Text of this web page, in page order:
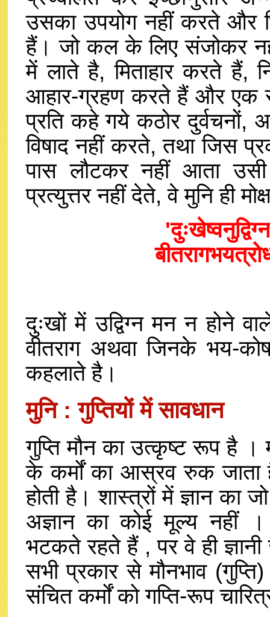
उसका उपयोग नहीं करते और
हैं। जो कल के लिए संजोकर
में लाते है, मिताहार करते हैं,
आहार-ग्रहण करते हैं और एक
प्रति कहे गये कठोर दुर्वचनों,
विषाद नहीं करते, तथा जिस
पास लौटकर नहीं आता
प्रत्युत्तर नहीं देते, वे मुनि ही
दुःखों में उद्विग्न मन न होने
वीतराग अथवा जिनके भय-
कहलाते है।
मुनि : गुप्तियों में सावधान
गुप्ति मौन का उत्कृष्ट रूप है
के कर्मों का आस्रव रुक जाता
होती है। शास्त्रों में ज्ञान
अज्ञान का कोई मूल्य नहीं ।
भटकते रहते हैं , पर वे ही ज्ञानी
सभी प्रकार से मौनभाव
संचित कर्मों को गप्ति-रूप